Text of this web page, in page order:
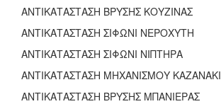
ΑΝΤΙΚΑΤΑΣΤΑΣΗ ΒΡΥΣΗΣ ΚΟΥΖΙΝΑΣ
ΑΝΤΙΚΑΤΑΣΤΑΣΗ ΣΙΦΩΝΙ ΝΕΡΟΧΥΤΗ
ΑΝΤΙΚΑΤΑΣΤΑΣΗ ΣΙΦΩΝΙ ΝΙΠΤΗΡΑ
ΑΝΤΙΚΑΤΑΣΤΑΣΗ ΜΗΧΑΝΙΣΜΟΥ ΚΑΖΑΝΑΚΙ
ΑΝΤΙΚΑΤΑΣΤΑΣΗ ΒΡΥΣΗΣ ΜΠΑΝΙΕΡΑΣ